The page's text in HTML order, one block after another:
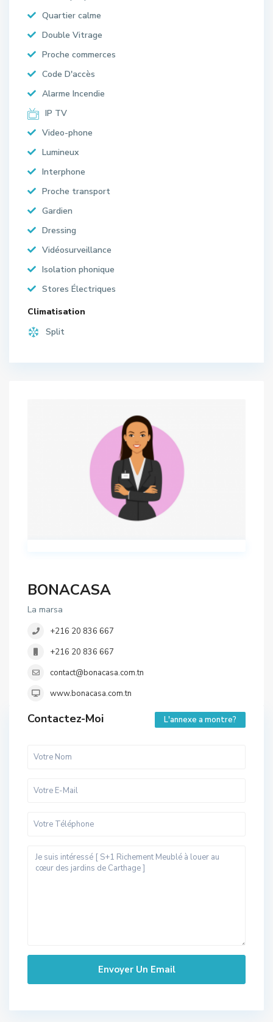
Quartier calme
Double Vitrage
Proche commerces
Code D'accès
Alarme Incendie
IP TV
Video-phone
Lumineux
Interphone
Proche transport
Gardien
Dressing
Vidéosurveillance
Isolation phonique
Stores Électriques
Climatisation
Split
BONACASA
La marsa
+216 20 836 667
+216 20 836 667
contact@bonacasa.com.tn
www.bonacasa.com.tn
Contactez-Moi L'annexe a montre?